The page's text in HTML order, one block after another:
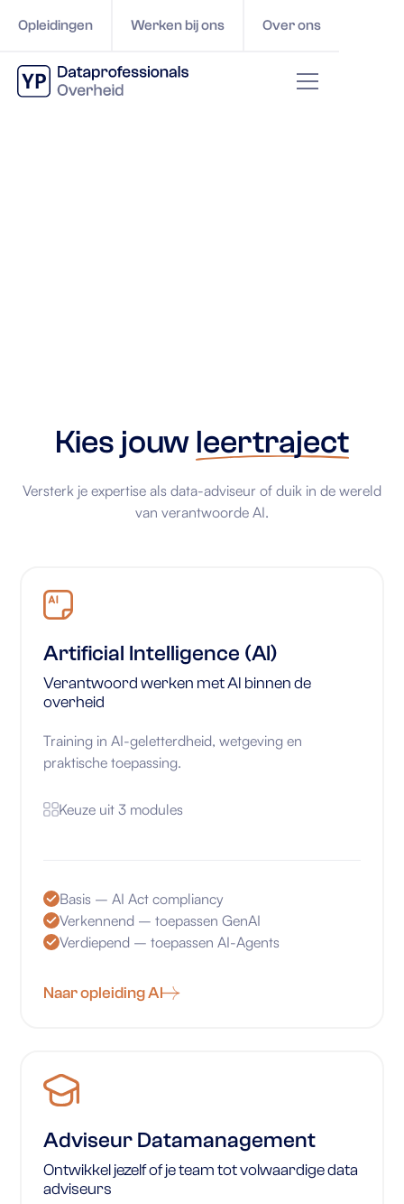
Opleidingen Werken bij ons Over ons
Kies jouw leertraject
Versterk je expertise als data-adviseur of duik in de wereld
van verantwoorde AI.
Artificial Intelligence (AI)
Verantwoord werken met AI binnen de
overheid
Training in AI-geletterdheid, wetgeving en
praktische toepassing.
Keuze uit 3 modules
Basis – AI Act compliancy
Verkennend – toepassen GenAI
Verdiepend – toepassen AI-Agents
Naar opleiding AI
Adviseur Datamanagement
Ontwikkel jezelf of je team tot volwaardige data
adviseurs